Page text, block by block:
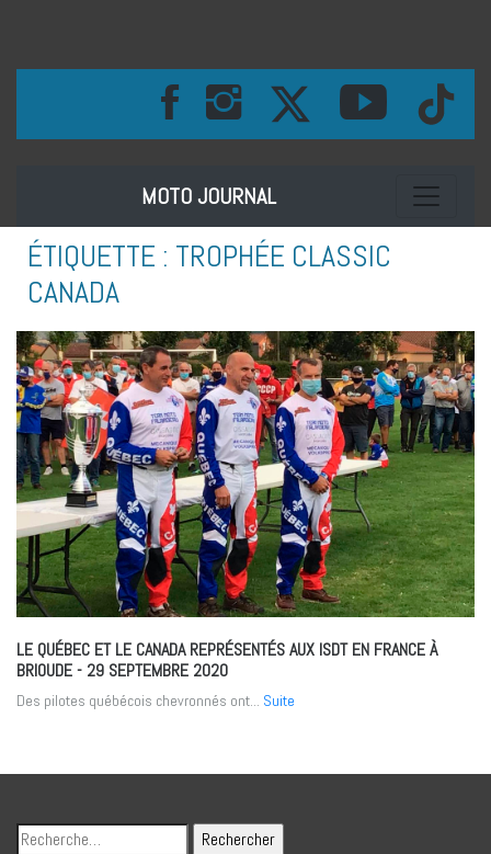
MOTO JOURNAL Toggle
ÉTIQUETTE : TROPHÉE CLASSIC
CANADA
LE QUÉBEC ET LE CANADA REPRÉSENTÉS AUX ISDT EN FRANCE À
BRIOUDE- 29 SEPTEMBRE 2020
Des pilotes québécois chevronnés ont... Suite